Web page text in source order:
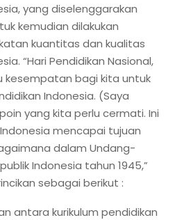
yang diselenggarakan
kemudian dilakukan
kuantitas dan kualitas
“Hari Pendidikan Nasional,
bagi kita untuk
Indonesia. (Saya
yang kita perlu cermati. Ini
mencapai tujuan
dalam Undang-
Indonesia tahun 1945,”
sebagai berikut :
antara kurikulum pendidikan